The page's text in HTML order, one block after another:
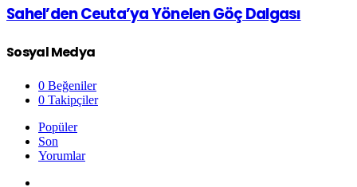
Sahel’den Ceuta’ya Yönelen Göç Dalgası
Sosyal Medya
0 Beğeniler
0 Takipçiler
Popüler
Son
Yorumlar